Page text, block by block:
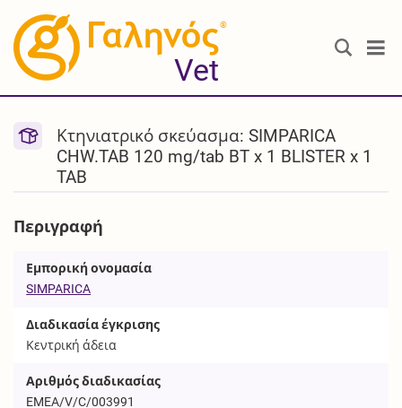
®
Vet
Κτηνιατρικό σκεύασμα: SIMPARICA
CHW.TAB 120 mg/tab BT x 1 BLISTER x 1
TAB
Περιγραφή
Εμπορική ονομασία
SIMPARICA
Διαδικασία έγκρισης
Κεντρική άδεια
Αριθμός διαδικασίας
EMEA/V/C/003991